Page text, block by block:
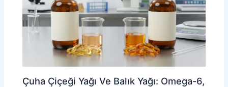
Çuha Çiçeği Yağı Ve Balık Yağı: Omega-6,